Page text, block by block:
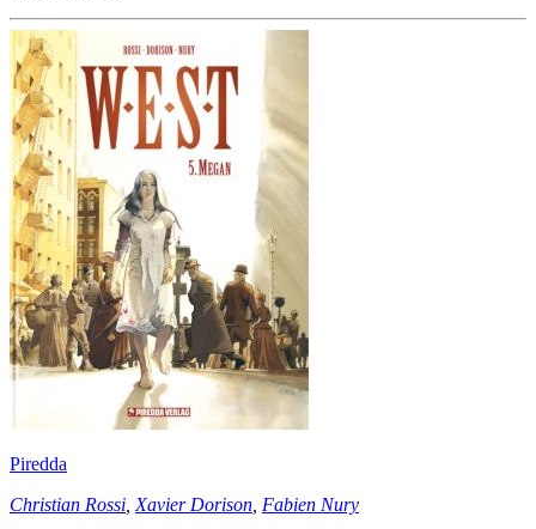
Piredda
Christian Rossi Xavier Dorison Fabien Nury